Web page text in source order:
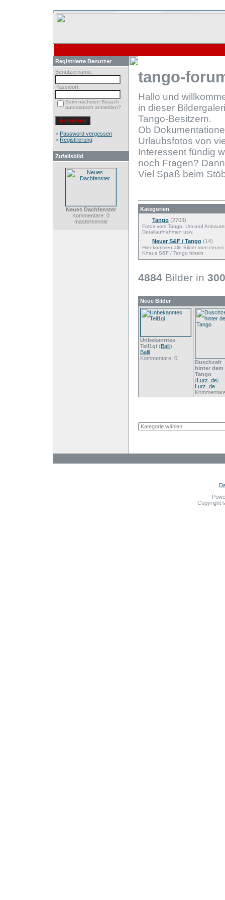
Registrierte Benutzer
Benutzername:
Passwort:
Beim nächsten Besuch
automatisch anmelden?
» Password vergessen
» Registrierung
Zufallsbild
Neues Dachfenster
Kommentare: 0
masterkennie
tango-
Hallo und
in dieser
Tango-Besitzern.
Ob
Urlaubsfotos von
Interessent fündig
noch Fragen?
Viel Spaß beim
Kategorien
Tango (2703)
Fotos vom Tango, Um-und
Detailaufnahmen usw.
Neuer S&F / Tango (14)
Hier kommen alle Bilder vom neuen
Knaus S&F / Tango hinein
4884 Bilder in 300
Neue Bilder
Unbekanntes
Teil1qi (Balli)
Balli
Kommentare: 0
Duschzelt
hinter dem
Tango
(Lurz_de)
Lurz_de
Copyright